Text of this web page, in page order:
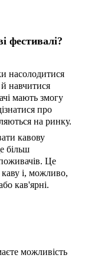
фестивалі?
насолодитися
навчитися
мають змогу
про
на ринку.
кавову
більш
Це
і, можливо,
кав'ярні.
можливість